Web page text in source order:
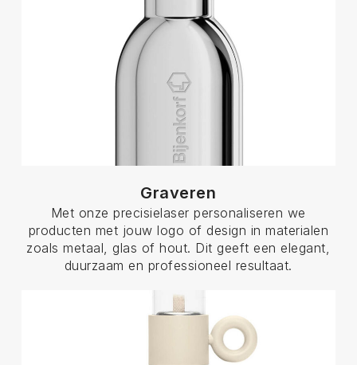
Graveren
Met onze precisielaser personaliseren we
producten met jouw logo of design in materialen
zoals metaal, glas of hout. Dit geeft een elegant,
duurzaam en professioneel resultaat.